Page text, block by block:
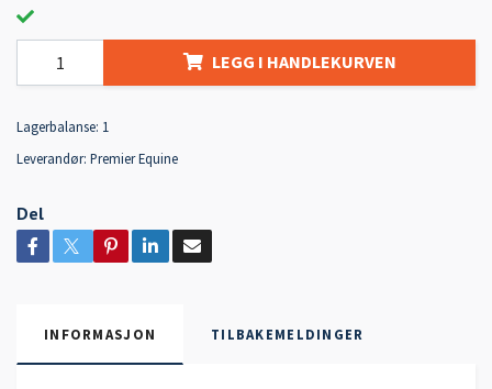
LEGG I HANDLEKURVEN
Lagerbalanse: 1
Leverandør: Premier Equine
Del
INFORMASJON TILBAKEMELDINGER